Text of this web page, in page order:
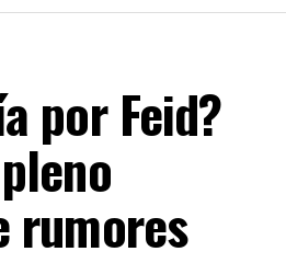
por Feid?
rumores